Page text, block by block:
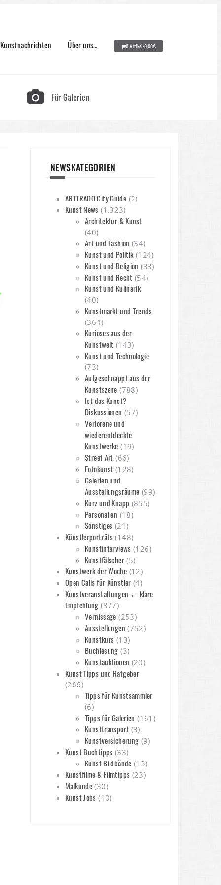
Kunstnachrichten Über uns… 0 Artikel-0,00€
Für Galerien
NEWSKATEGORIEN
ARTTRADO City Guide (2)
Kunst News (1.323)
Architektur & Kunst
(40)
Art und Fashion (34)
Kunst und Politik(124)
Kunst und Religion (33)
Kunst und Recht (54)
Kunst und Kulinarik
(40)
Kunstmarkt und Trends
(364)
Kurioses aus der
Kunstwelt (143)
Kunst und Technologie
(73)
Aufgeschnappt aus der
Kunstszene (788)
Ist das Kunst?
Diskussionen (57)
Verlorene und
wiederentdeckte
Kunstwerke (19)
Street Art (66)
Fotokunst (128)
Galerien und
Ausstellungsräume (99)
Kurz und Knapp (855)
Personalien (18)
Sonstiges (21)
Künstlerporträts (148)
Kunstinterviews (126)
Kunstfälscher(5)
Kunstwerk der Woche (12)
Open Calls für Künstler (4)
Kunstveranstaltungen ← klare
Empfehlung (877)
Vernissage (253)
Ausstellungen (752)
Kunstkurs (13)
Buchlesung (3)
Kunstauktionen (20)
Kunst Tipps und Ratgeber
(266)
Tipps für Kunstsammler
(6)
Tipps für Galerien (161)
Kunsttransport (3)
Kunstversicherung (9)
Kunst Buchtipps (33)
Kunst Bildbände (13)
Kunstfilme & Filmtipps (23)
Malkunde (30)
Kunst Jobs (10)